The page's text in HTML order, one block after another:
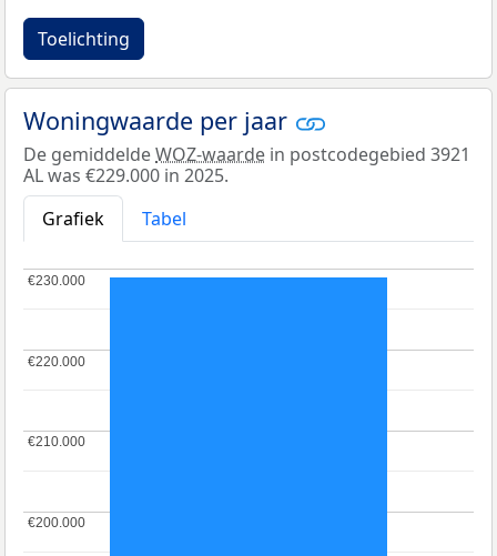
Toelichting
Woningwaarde per jaar
De gemiddeldeWOZ-waarde in postcodegebied 3921
AL was €229.000 in 2025.
Grafiek
Tabel
€200.000
€200.000
€210.000
€210.000
€220.000
€220.000
€230.000
€230.000